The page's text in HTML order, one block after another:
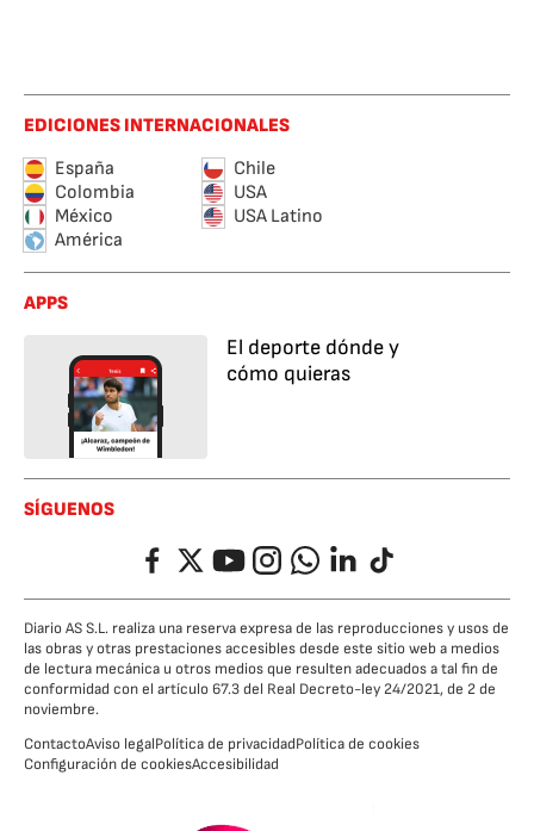
EDICIONES INTERNACIONALES
España
Chile
Colombia
USA
México
USA Latino
América
APPS
El deporte dónde y
cómo quieras
SÍGUENOS
FacebookTwitterYouTubeInstagramWhatsappLinkedIn
TikTok
Diario AS S.L. realiza una reserva expresa de las reproducciones y usos de
las obras y otras prestaciones accesibles desde este sitio web a medios
de lectura mecánica u otros medios que resulten adecuados a tal fin de
conformidad con el artículo 67.3 del Real Decreto-ley 24/2021, de 2 de
noviembre.
ContactoAviso legalPolítica de privacidadPolítica de cookies
Configuración de cookiesAccesibilidad